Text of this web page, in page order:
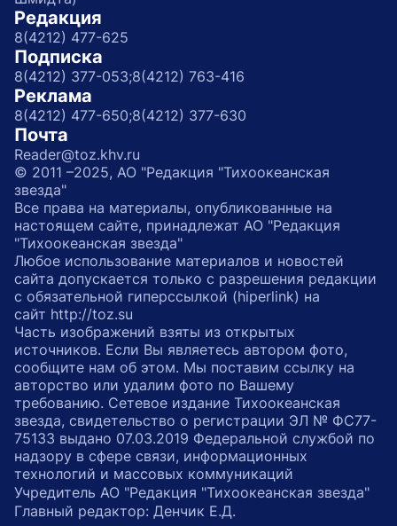
Редакция
8(4212) 477-625
Подписка
8(4212) 377-053;8(4212) 763-416
Реклама
8(4212) 477-650;8(4212) 377-630
Почта
Reader@toz.khv.ru
© 2011 –2025, АО "Редакция "Тихоокеанская
звезда"
Все права на материалы, опубликованные на
настоящем сайте, принадлежат АО "Редакция
"Тихоокеанская звезда"
Любое использование материалов и новостей
сайта допускается только с разрешения редакции
с обязательной гиперссылкой (hiperlink) на
сайт http://toz.su
Часть изображений взяты из открытых
источников. Если Вы являетесь автором фото,
сообщите нам об этом. Мы поставим ссылку на
авторство или удалим фото по Вашему
требованию. Сетевое издание Тихоокеанская
звезда, свидетельство о регистрации ЭЛ № ФС77-
75133 выдано 07.03.2019 Федеральной службой по
надзору в сфере связи, информационных
технологий и массовых коммуникаций
Учредитель АО "Редакция "Тихоокеанская звезда"
Главный редактор: Денчик Е.Д.